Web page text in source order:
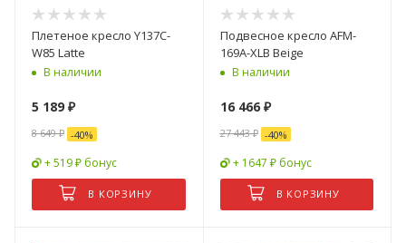
Плетеное кресло Y137C-
W85 Latte
В наличии
5 189 ₽
8 649₽ -40%
+ 519 ₽ бонус
В КОРЗИНУ
Подвесное кресло AFM-
169A-XLB Beige
В наличии
16 466₽
27 443₽ -40%
+ 1647 ₽ бонус
В КОРЗИНУ